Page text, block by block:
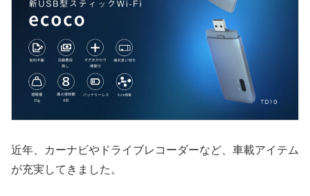
近年、カーナビやドライブレコーダーなど、車載アイテム
が充実してきました。